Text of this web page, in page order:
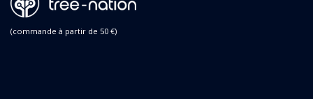
(commande à partir de 50 €)